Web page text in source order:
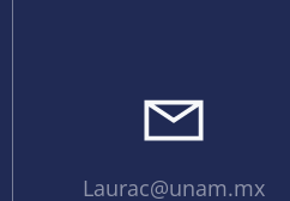
Laurac@unam.mx